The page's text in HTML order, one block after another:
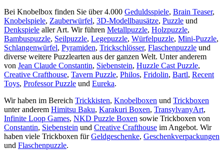
Bei Knobelbox finden Sie über 4.000 Geduldsspiele, Brain Teaser,
Knobelspiele, Zauberwürfel, 3D-Modellbausätze, Puzzle und
Denkspiele aller Art. Wir führen Metallpuzzle, Holzpuzzle,
Bambuspuzzle, Seilpuzzle, Legepuzzle, Würfelpuzzle, Mini-Puzzle,
Schlangenwürfel, Pyramiden, Trickschlösser, Flaschenpuzzle und
diverse weitere Puzzlearten aus der ganzen Welt. Unter anderem
von Jean Claude Constantin, Siebenstein, Huzzle Cast Puzzle,
Creative Crafthouse, Tavern Puzzle, Philos, Fridolin, Bartl, Recent
Toys, Professor Puzzle und Eureka.
Wir haben im Bereich Trickkisten, Knobelboxen und Trickboxen
unter anderem Himitsu Baku, Karakuri Boxen, TransylvanyArt,
Infinite Loop Games, NKD Puzzle Boxen sowie Trickboxen von
Constantin, Siebenstein und Creative Crafthouse im Angebot. Wir
haben viele Trickboxen fürGeldgeschenke, Geschenkverpackungen
und Flaschenpuzzle.